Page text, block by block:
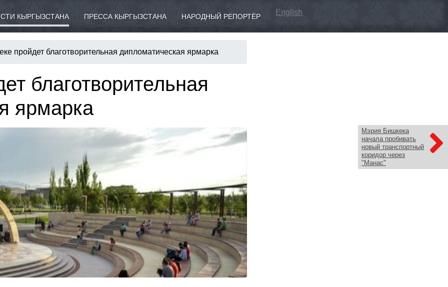
КЫРГЫЗСТАНА ПРЕССА КЫРГЫЗСТАНА НАРОДНЫЙ РЕПОРТЁР English
пройдет благотворительная дипломатическая ярмарка
Мэрия Бишкека
начала пробивать
новый транспортный
коридор через
"Манас"
благотворительная
ярмарка